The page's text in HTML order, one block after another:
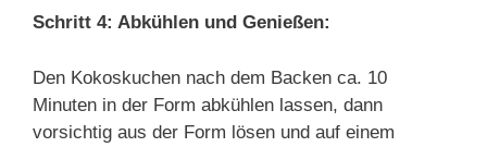
Schritt 4: Abkühlen und Genießen:
Den Kokoskuchen nach dem Backen ca. 10
Minuten in der Form abkühlen lassen, dann
vorsichtig aus der Form lösen und auf einem